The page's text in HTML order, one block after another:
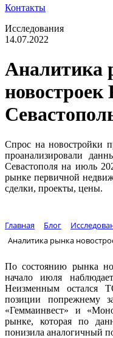
Контакты
Исследования
14.07.2022
Аналитика
Спрос на новостройки
проанализировали
Севастополя на июль
рынке первичной
сделки, проекты, цены.
Главная Блог
Аналитика рынка
По состоянию рынка
начало июля
Неизменным остался
позиции попрежнему
«Геммаинвест» и
рынке, которая по
понизила аналогичный